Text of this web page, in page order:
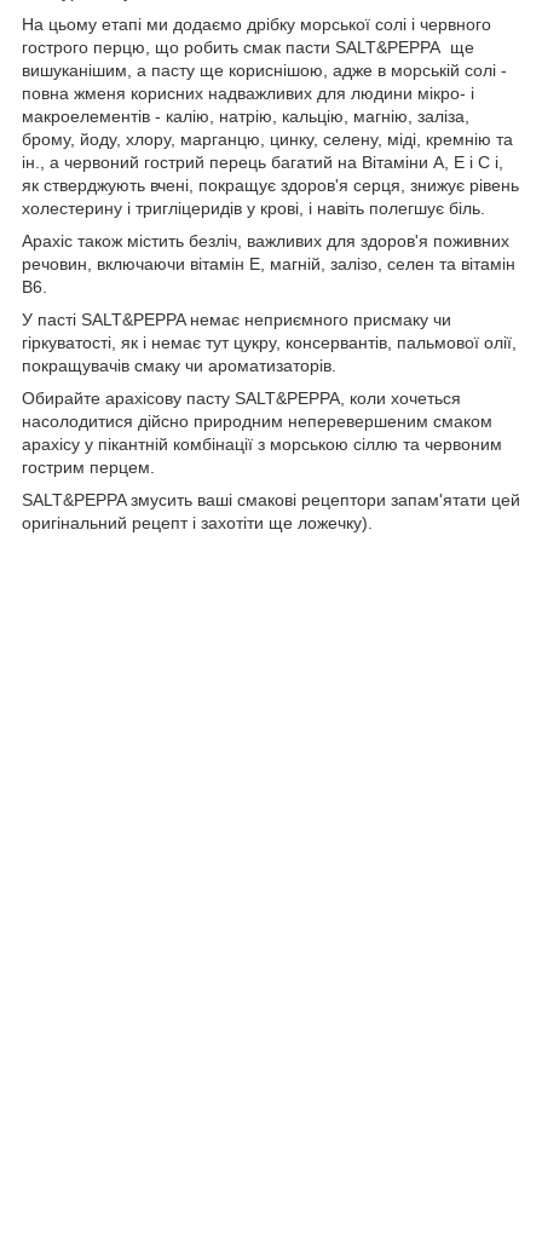
На цьому етапі ми додаємо дрібку морської солі і червного
гострого перцю, що робить смак пасти SALT&PEPPA ще
вишуканішим, а пасту ще кориснішою, адже в морській солі -
повна жменя корисних надважливих для людини мікро- і
макроелементів - калію, натрію, кальцію, магнію, заліза,
брому, йоду, хлору, марганцю, цинку, селену, міді, кремнію та
ін., а червоний гострий перець багатий на Вітаміни А, Е і С і,
як стверджують вчені, покращує здоров'я серця, знижує рівень
холестерину і тригліцеридів у крові, і навіть полегшує біль.
Арахіс також містить безліч, важливих для здоров'я поживних
речовин, включаючи вітамін Е, магній, залізо, селен та вітамін
В6.
У пасті SALT&PEPPA немає неприємного присмаку чи
гіркуватості, як і немає тут цукру, консервантів, пальмової олії,
покращувачів смаку чи ароматизаторів.
Обирайте арахісову пасту SALT&PEPPA, коли хочеться
насолодитися дійсно природним неперевершеним смаком
арахісу у пікантній комбінації з морською сіллю та червоним
гострим перцем.
SALT&PEPPA змусить ваші смакові рецептори запам'ятати цей
оригінальний рецепт і захотіти ще ложечку).